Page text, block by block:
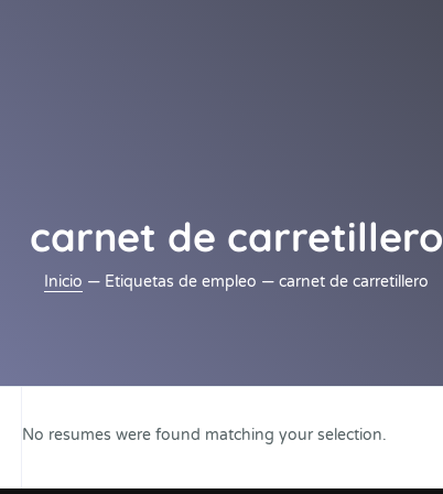
carnet de carretillero
Inicio — Etiquetas de empleo — carnet de carretillero
No resumes were found matching your selection.